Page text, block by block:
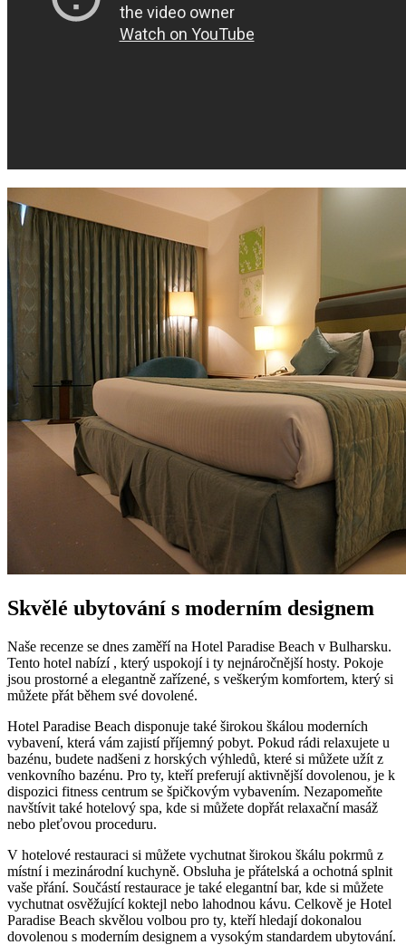
Skvělé ubytování s moderním designem
Naše recenze se dnes zaměří na Hotel Paradise Beach v Bulharsku.
Tento hotel nabízí , který uspokojí i ty nejnáročnější hosty. Pokoje
jsou prostorné a elegantně zařízené, s veškerým komfortem, který si
můžete přát během své dovolené.
Hotel Paradise Beach disponuje také širokou škálou moderních
vybavení, která vám zajistí příjemný pobyt. Pokud rádi relaxujete u
bazénu, budete nadšeni z horských výhledů, které si můžete užít z
venkovního bazénu. Pro ty, kteří preferují aktivnější dovolenou, je k
dispozici fitness centrum se špičkovým vybavením. Nezapomeňte
navštívit také hotelový spa, kde si můžete dopřát relaxační masáž
nebo pleťovou proceduru.
V hotelové restauraci si můžete vychutnat širokou škálu pokrmů z
místní i mezinárodní kuchyně. Obsluha je přátelská a ochotná splnit
vaše přání. Součástí restaurace je také elegantní bar, kde si můžete
vychutnat osvěžující koktejl nebo lahodnou kávu. Celkově je Hotel
Paradise Beach skvělou volbou pro ty, kteří hledají dokonalou
dovolenou s moderním designem a vysokým standardem ubytování.